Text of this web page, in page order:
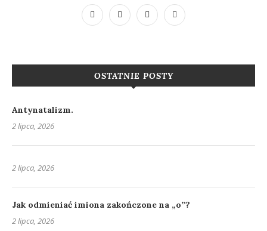
OSTATNIE POSTY
Antynatalizm.
2 lipca, 2026
2 lipca, 2026
Jak odmieniać imiona zakończone na „o”?
2 lipca, 2026